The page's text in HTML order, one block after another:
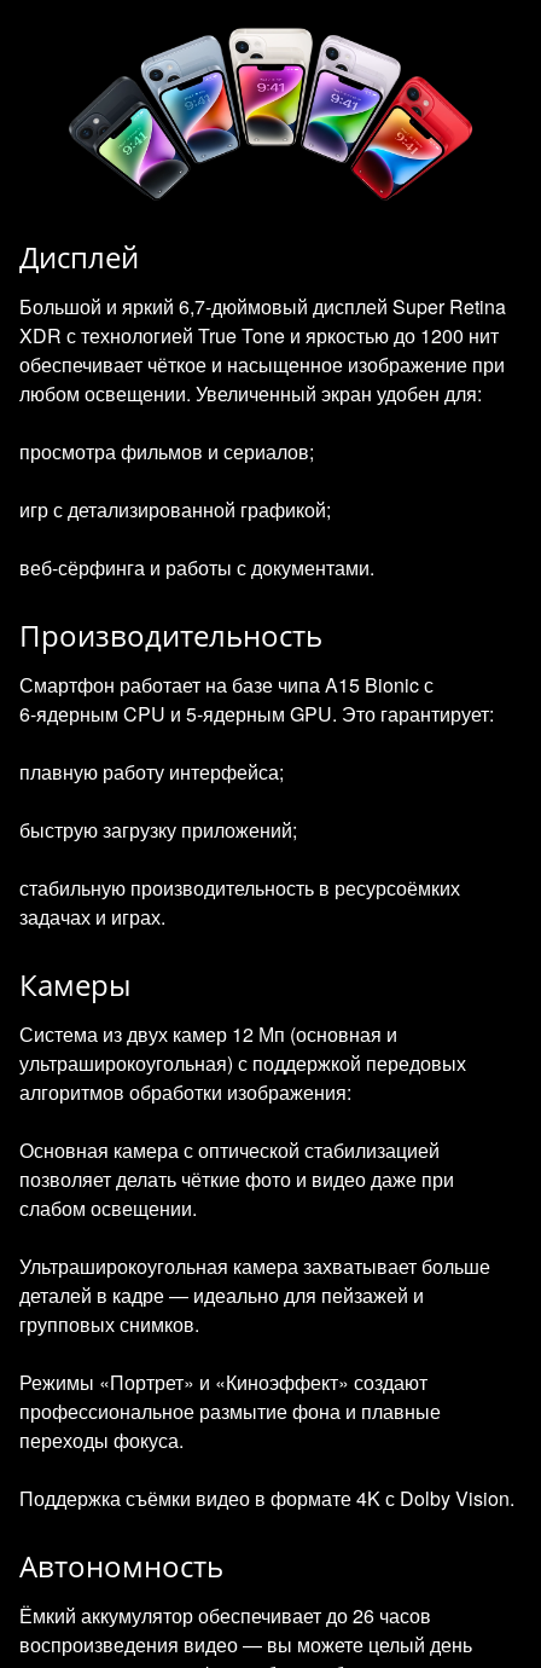
Дисплей
Большой и яркий 6,7‑дюймовый дисплей Super Retina
XDR с технологией True Tone и яркостью до 1200 нит
обеспечивает чёткое и насыщенное изображение при
любом освещении. Увеличенный экран удобен для:
просмотра фильмов и сериалов;
игр с детализированной графикой;
веб‑сёрфинга и работы с документами.
Производительность
Смартфон работает на базе чипа A15 Bionic с
6‑ядерным CPU и 5‑ядерным GPU. Это гарантирует:
плавную работу интерфейса;
быструю загрузку приложений;
стабильную производительность в ресурсоёмких
задачах и играх.
Камеры
Система из двух камер 12 Мп (основная и
ультраширокоугольная) с поддержкой передовых
алгоритмов обработки изображения:
Основная камера с оптической стабилизацией
позволяет делать чёткие фото и видео даже при
слабом освещении.
Ультраширокоугольная камера захватывает больше
деталей в кадре — идеально для пейзажей и
групповых снимков.
Режимы «Портрет» и «Киноэффект» создают
профессиональное размытие фона и плавные
переходы фокуса.
Поддержка съёмки видео в формате 4K с Dolby Vision.
Автономность
Ёмкий аккумулятор обеспечивает до 26 часов
воспроизведения видео — вы можете целый день